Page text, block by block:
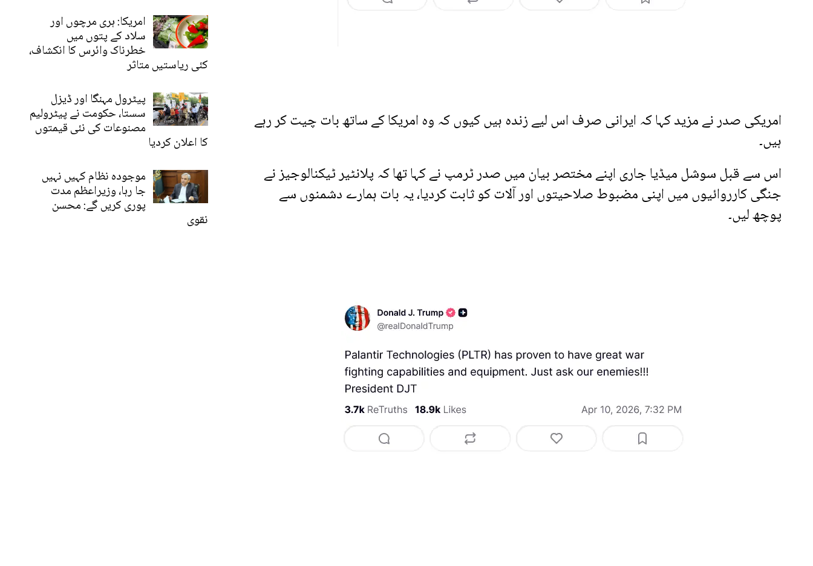
امریکی صدر نے مزید کہا کہ ایرانی صرف اس لیے زندہ ہیں کیوں کہ وہ امریکا کے ساتھ بات چیت کر رہے
ہیں۔
اس سے قبل سوشل میڈیا جاری اپنے مختصر بیان میں صدر ٹرمپ نے کہا تھا کہ پلانٹیر ٹیکنالوجیز نے
جنگی کارروائیوں میں اپنی مضبوط صلاحیتوں اور آلات کو ثابت کردیا، یہ بات ہمارے دشمنوں سے
پوچھ لیں۔
امریکا: ہری مرچوں اور
سلاد کے پتوں میں
خطرناک وائرس کا انکشاف،
کئی ریاستیں متاثر
پیٹرول مہنگا اور ڈیزل
سستا، حکومت نے پیٹرولیم
مصنوعات کی نئی قیمتوں
کا اعلان کردیا
موجودہ نظام کہیں نہیں
جا رہا، وزیراعظم مدت
پوری کریں گے: محسن
نقوی